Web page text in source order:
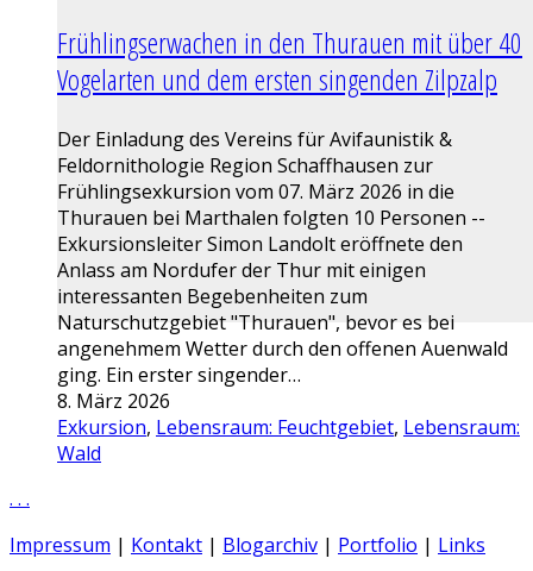
Frühlingserwachen in den Thurauen mit über 40
Vogelarten und dem ersten singenden Zilpzalp
Der Einladung des Vereins für Avifaunistik &
Feldornithologie Region Schaffhausen zur
Frühlingsexkursion vom 07. März 2026 in die
Thurauen bei Marthalen folgten 10 Personen --
Exkursionsleiter Simon Landolt eröffnete den
Anlass am Nordufer der Thur mit einigen
interessanten Begebenheiten zum
Naturschutzgebiet "Thurauen", bevor es bei
angenehmem Wetter durch den offenen Auenwald
ging. Ein erster singender…
8. März 2026
Exkursion, Lebensraum: Feuchtgebiet, Lebensraum:
Wald
. . .
Impressum | Kontakt | Blogarchiv | Portfolio | Links